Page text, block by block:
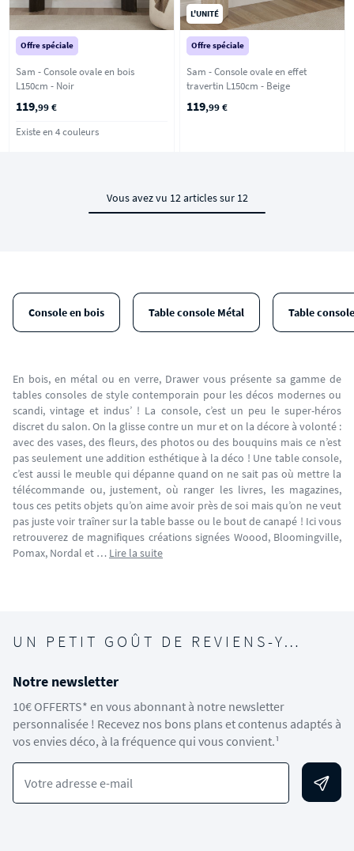
Offre spéciale
Sam - Console ovale en bois
L150cm - Noir
119,99 €
Existe en 4 couleurs
L'UNITÉ
Offre spéciale
Sam - Console ovale en effet
travertin L150cm - Beige
119,99 €
Vous avez vu 12 articles sur 12
Console en bois Table console Métal Table
En bois, en métal ou en verre, Drawer vous présente sa gamme de
tables consoles de style contemporain pour les décos modernes ou
scandi, vintage et indus’ ! La console, c’est un peu le super-héros
discret du salon. On la glisse contre un mur et on la décore à volonté :
avec des vases, des fleurs, des photos ou des bouquins mais ce n’est
pas seulement une addition esthétique à la déco ! Une table console,
c’est aussi le meuble qui dépanne quand on ne sait pas où mettre la
télécommande ou, justement, où ranger les livres, les magazines,
tous ces petits objets qu’on aime avoir près de soi mais qu’on ne veut
pas juste voir traîner sur la table basse ou le bout de canapé ! Ici vous
retrouverez de magnifiques créations signées Woood, Bloomingville,
Pomax, Nordal et … Lire la suite
UN PETIT GOÛT DE REVIENS-Y…
Notre newsletter
10€ OFFERTS* en vous abonnant à notre newsletter
personnalisée ! Recevez nos bons plans et contenus adaptés à
vos envies déco, à la fréquence qui vous convient.¹
Votre adresse e-mail